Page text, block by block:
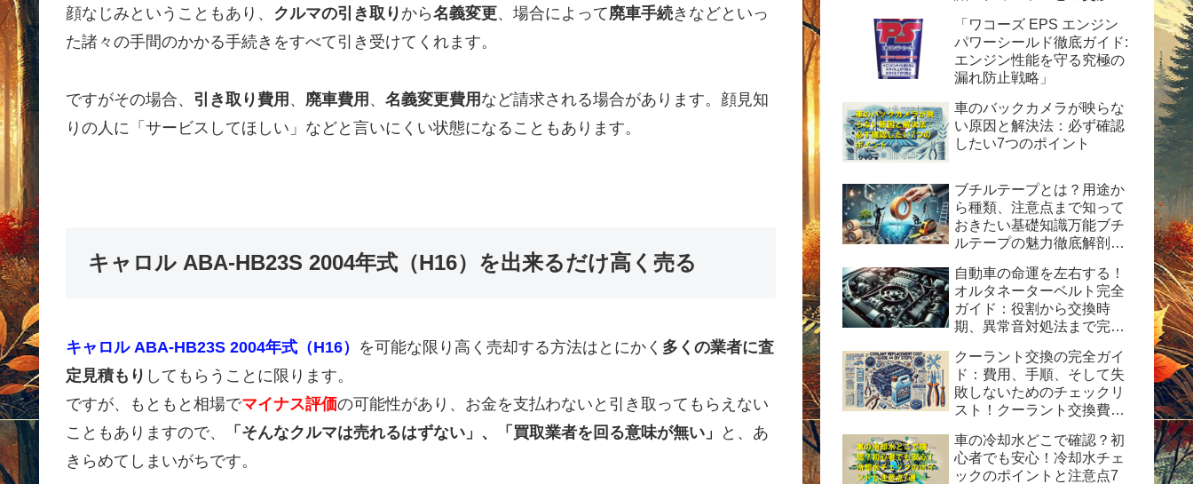
顔なじみということもあり、 クルマの引き取り から名義変更、場合によって廃車手続きなどといっ
た諸々の手間のかかる手続きをすべて引き受けてくれます。
ですがその場合、 引き取り費用 、 廃車費用 、 名義変更費用 など請求される場合があります。顔見知
りの人に「サービスしてほしい」などと言いにくい状態になることもあります。
キャロル ABA-HB23S 2004年式（H16）を出来るだけ高く売る
キャロル ABA-HB23S 2004年式（H16） を可能な限り高く売却する方法はとにかく 多くの業者に査
定見積もり してもらうことに限ります。
ですが、もともと相場でマイナス評価の可能性があり、お金を支払わないと引き取ってもらえない
こともありますので、
「そんなクルマは売れるはずない」、「買取業者を回る意味が無い」
と、あ
きらめてしまいがちです。
完全ガイド
「ワコーズ EPS エンジン
パワーシールド徹底ガイド:
エンジン性能を守る究極の
漏れ防止戦略」
車のバックカメラが映らな
い原因と解決法：必ず確認
したい7つのポイント
ブチルテープとは？用途か
ら種類、注意点まで知って
おきたい基礎知識万能ブチ
ルテープの魅力徹底解剖！
定版ガイド
自動車の命運を左右する！
オルタネーターベルト完全
ガイド：役割から交換時
期、異常音対処法まで完全
クーラント交換の完全ガイ
ド：費用、手順、そして失
敗しないためのチェックリ
スト！クーラント交換費用
の手順と方法を紹介。
車の冷却水どこで確認？初
心者でも安心！冷却水チェ
ックのポイントと注意点7